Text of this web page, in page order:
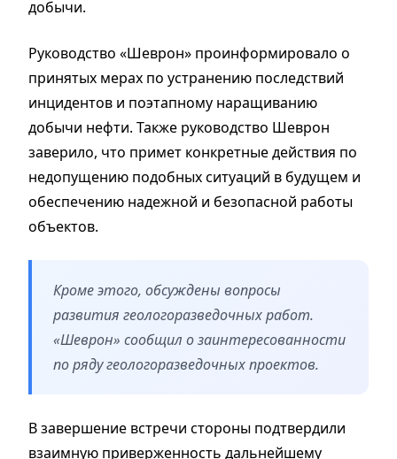
добычи.
Руководство «Шеврон» проинформировало о
принятых мерах по устранению последствий
инцидентов и поэтапному наращиванию
добычи нефти. Также руководство Шеврон
заверило, что примет конкретные действия по
недопущению подобных ситуаций в будущем и
обеспечению надежной и безопасной работы
объектов.
Кроме этого, обсуждены вопросы
развития геологоразведочных работ.
«Шеврон» сообщил о заинтересованности
по ряду геологоразведочных проектов.
В завершение встречи стороны подтвердили
взаимную приверженность дальнейшему